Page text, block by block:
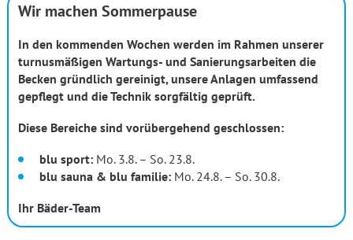
Wir machen Sommerpause
In den kommenden Wochen werden im Rahmen unserer
turnusmäßigen Wartungs- und Sanierungsarbeiten die
Becken gründlich gereinigt, unsere Anlagen umfassend
gepflegt und die Technik sorgfältig geprüft.
Diese Bereiche sind vorübergehend geschlossen:
blu sport: Mo. 3.8. – So. 23.8.
blu sauna & blu familie: Mo. 24.8. – So. 30.8.
Ihr Bäder-Team